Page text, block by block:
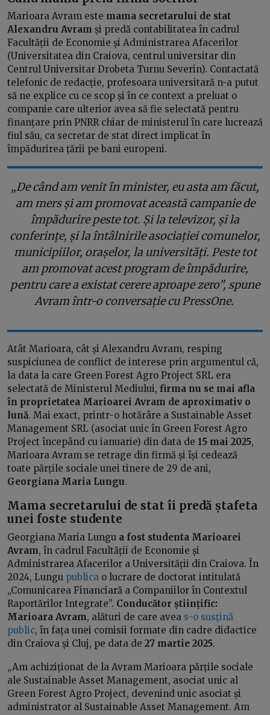
Marioara Avram este mama secretarului de stat
Alexandru Avram și predă contabilitatea în cadrul
Facultății de Economie și Administrarea Afacerilor
(Universitatea din Craiova, centrul universitar din
Centrul Universitar Drobeta Turnu Severin). Contactată
telefonic de redacție, profesoara universitară n-a putut
să ne explice cu ce scop și în ce context a preluat o
companie care ulterior avea să fie selectată pentru
finanțare prin PNRR chiar de ministerul în care lucrează
fiul său, ca secretar de stat direct implicat în
împădurirea țării pe bani europeni.
„De când am venit în minister, eu asta am făcut,
am mers și am promovat această campanie de
împădurire peste tot. Și la televizor, și la
conferințe, și la întâlnirile asociației comunelor,
municipiilor, orașelor, la universități. Peste tot
am promovat acest program de împădurire,
pentru care a existat cerere aproape zero”, spune
Avram într-o conversație cu PressOne.
Atât Marioara, cât și Alexandru Avram, resping
suspiciunea de conflict de interese prin argumentul că,
la data la care Green Forest Agro Project SRL era
selectată de Ministerul Mediului, firma nu se mai afla
în proprietatea Marioarei Avram de aproximativ o
lună. Mai exact, printr-o hotărâre a Sustainable Asset
Management SRL (asociat unic în Green Forest Agro
Project începând cu ianuarie) din data de 15 mai 2025,
Marioara Avram se retrage din firmă și își cedează
toate părțile sociale unei tinere de 29 de ani,
Georgiana Maria Lungu.
Mama secretarului de stat îi predă ștafeta
unei foste studente
Georgiana Maria Lungu a fost studenta Marioarei
Avram, în cadrul Facultății de Economie și
Administrarea Afacerilor a Universității din Craiova. În
2024, Lungu publica o lucrare de doctorat intitulată
„Comunicarea Financiară a Companiilor în Contextul
Raportărilor Integrate”. Conducător științific:
Marioara Avram, alături de care avea s-o susțină
public, în fața unei comisii formate din cadre didactice
din Craiova și Cluj, pe data de 27 martie 2025.
„Am achiziționat de la Avram Marioara părțile sociale
ale Sustainable Asset Management, asociat unic al
Green Forest Agro Project, devenind unic asociat și
administrator al Sustainable Asset Management. Am